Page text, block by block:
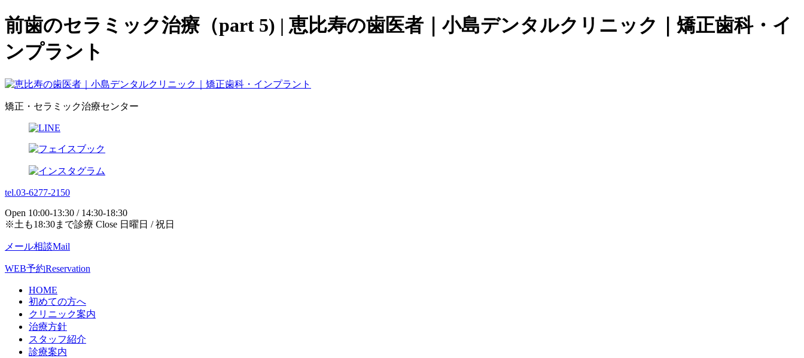
前歯のセラミック治療（part 5) | 恵比寿の歯医者｜小島デンタルクリニック｜矯正歯科・イ
ンプラント
矯正・セラミック治療センター
tel.03-6277-2150
Open 10:00-13:30 / 14:30-18:30
※土も18:30まで診療 Close 日曜日 / 祝日
メール相談Mail
WEB予約Reservation
HOME
初めての方へ
クリニック案内
治療方針
スタッフ紹介
診療案内